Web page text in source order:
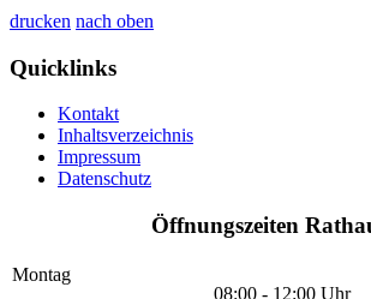
drucken nach oben
Quicklinks
Kontakt
Inhaltsverzeichnis
Impressum
Datenschutz
Öffnungszeiten
Montag
08:00 - 12:00 Uhr